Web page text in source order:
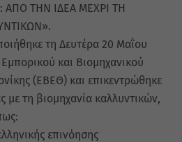
ΤΗΝ ΙΔΕΑ ΜΕΧΡΙ ΤΗ
τη Δευτέρα 20 Μαΐου
και Βιομηχανικού
(ΕΒΕΘ) και επικεντρώθηκε
με τη βιομηχανία καλλυντικών,
επινόησης